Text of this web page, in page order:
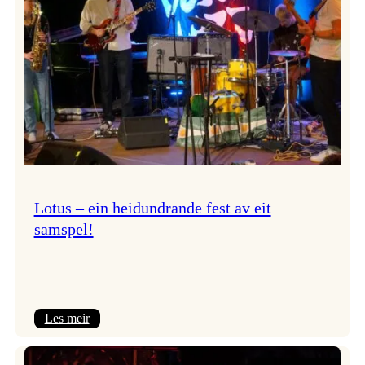
NTNU!
Lotus – ein heidundrande fest av eit
samspel!
Les meir:
–